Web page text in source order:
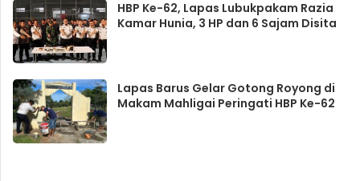
HBP Ke-62, Lapas Lubukpakam Razia
Kamar Hunia, 3 HP dan 6 Sajam Disita
Lapas Barus Gelar Gotong Royong di
Makam Mahligai Peringati HBP Ke-62